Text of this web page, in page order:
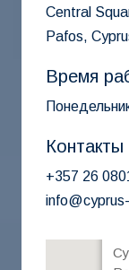
Central
Pafos,
Время
Контакты
+357 26